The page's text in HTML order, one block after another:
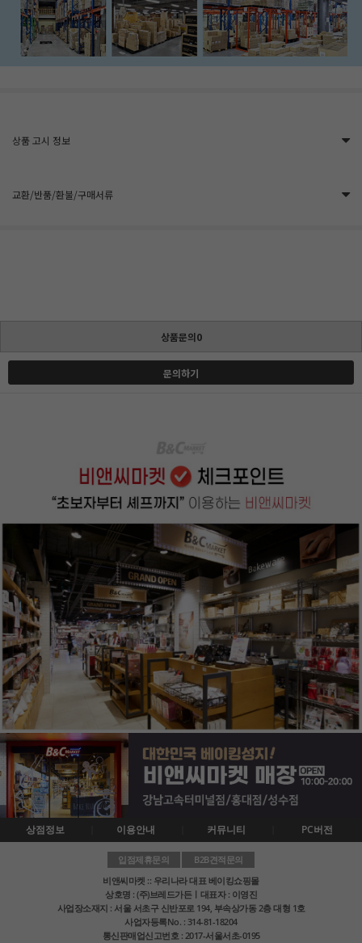
상품 고시 정보
교환/반품/환불/구매서류
상품문의0
문의하기
상점정보 이용안내 커뮤니티 PC버전
입점제휴문의
B2B견적문의
비앤씨마켓 :: 우리나라 대표 베이킹쇼핑몰
상호명 : (주)브레드가든ㅣ대표자 : 이영진
사업장소재지 : 서울 서초구 신반포로 194, 부속상가동 2층 대형 1호
사업자등록No. : 314-81-18204
통신판매업신고번호 : 2017-서울서초-0195